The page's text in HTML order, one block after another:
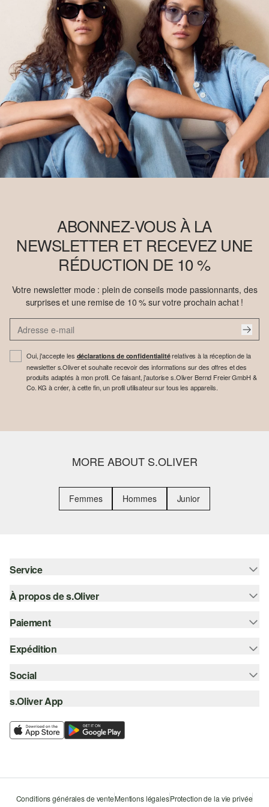
ABONNEZ-VOUS À LA
NEWSLETTER ET RECEVEZ UNE
RÉDUCTION DE 10 %
Votre newsletter mode : plein de conseils mode passionnants, des
surprises et une remise de 10 % sur votre prochain achat !
Oui, j'accepte les déclarations de confidentialitérelatives à la réception de la
newsletter s.Oliver et souhaite recevoir des informations sur des offres et des
produits adaptés à mon profil. Ce faisant, j'autorise s.Oliver Bernd Freier GmbH &
Co. KG à créer, à cette fin, un profil utilisateur sur tous les appareils.
MORE ABOUT S.OLIVER
Femmes Hommes Junior
Service
Aide - FAQ
À propos de s.Oliver
S'abonner à la Newsletter
s.Oliver Card
Liste d'envies
Durabilité
Paiement
Sur facture
Klarna
Expédition
Suivi de colis
SwissPost
My Post 24
Social
instagram
facebook
s.Oliver App
Conditions générales de venteMentions légalesProtection de la vie privée